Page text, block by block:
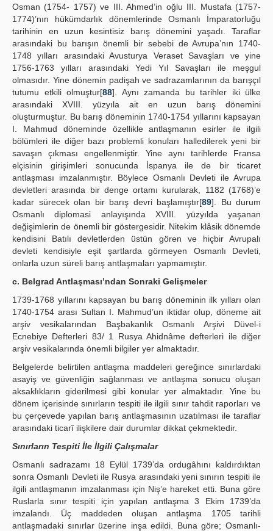
Osman (1754- 1757) ve III. Ahmed’in oğlu III. Mustafa (1757-
1774)’nın hükümdarlık dönemlerinde Osmanlı İmparatorluğu
tarihinin en uzun kesintisiz barış dönemini yaşadı. Taraflar
arasındaki bu barışın önemli bir sebebi de Avrupa’nın 1740-
1748 yılları arasındaki Avusturya Veraset Savaşları ve yine
1756-1763 yılları arasındaki Yedi Yıl Savaşları ile meşgul
olmasıdır. Yine dönemin padişah ve sadrazamlarının da barışçıl
tutumu etkili olmuştur[88]. Aynı zamanda bu tarihler iki ülke
arasındaki XVIII. yüzyıla ait en uzun barış dönemini
oluşturmuştur. Bu barış döneminin 1740-1754 yıllarını kapsayan
I. Mahmud döneminde özellikle antlaşmanın esirler ile ilgili
bölümleri ile diğer bazı problemli konuları halledilerek yeni bir
savaşın çıkması engellenmiştir. Yine aynı tarihlerde Fransa
elçisinin girişimleri sonucunda İspanya ile de bir ticaret
antlaşması imzalanmıştır. Böylece Osmanlı Devleti ile Avrupa
devletleri arasında bir denge ortamı kurularak, 1182 (1768)’e
kadar sürecek olan bir barış devri başlamıştır[89]. Bu durum
Osmanlı diplomasi anlayışında XVIII. yüzyılda yaşanan
değişimlerin de önemli bir göstergesidir. Nitekim klâsik dönemde
kendisini Batılı devletlerden üstün gören ve hiçbir Avrupalı
devleti kendisiyle eşit şartlarda görmeyen Osmanlı Devleti,
onlarla uzun süreli barış antlaşmaları yapmamıştır.
c. Belgrad Antlaşması’ndan Sonraki Gelişmeler
1739-1768 yıllarını kapsayan bu barış döneminin ilk yılları olan
1740-1754 arası Sultan I. Mahmud’un iktidar olup, döneme ait
arşiv vesikalarından Başbakanlık Osmanlı Arşivi Düvel-i
Ecnebiye Defterleri 83/ 1 Rusya Ahidnâme defterleri ile diğer
arşiv vesikalarında önemli bilgiler yer almaktadır.
Belgelerde belirtilen antlaşma maddeleri gereğince sınırlardaki
asayiş ve güvenliğin sağlanması ve antlaşma sonucu oluşan
aksaklıkların giderilmesi gibi konular yer almaktadır. Yine bu
dönem içerisinde sınırların tespiti ile ilgili sınır tahdit raporları ve
bu çerçevede yapılan barış antlaşmasının uzatılması ile taraflar
arasındaki ticarî ilişkilere dair durumlar dikkat çekmektedir.
Sınırların Tespiti İle İlgili Çalışmalar
Osmanlı sadrazamı 18 Eylül 1739’da ordugâhını kaldırdıktan
sonra Osmanlı Devleti ile Rusya arasındaki yeni sınırın tespiti ile
ilgili antlaşmanın imzalanması için Niş’e hareket etti. Buna göre
Ruslarla sınır tespiti için yapılan antlaşma 3 Ekim 1739’da
imzalandı. Üç maddeden oluşan antlaşma 1705 tarihli
antlaşmadaki sınırlar üzerine inşa edildi. Buna göre; Osmanlı-